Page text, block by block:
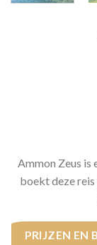
Ammon Zeus is
boekt deze
PRIJZEN EN